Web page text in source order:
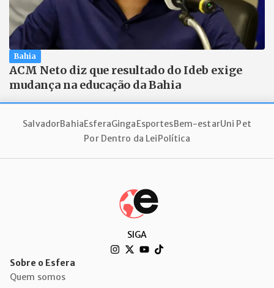
Bahia
ACM Neto diz que resultado do Ideb exige
mudança na educação da Bahia
SalvadorBahiaEsferaGingaEsportesBem-estarUni Pet
Por Dentro da LeiPolítica
SIGA
Sobre o Esfera
Quem somos